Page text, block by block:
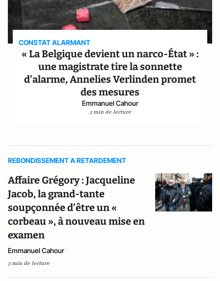
CONSTAT ALARMANT
« La Belgique devient un narco-État » :
une magistrate tire la sonnette
d’alarme, Annelies Verlinden promet
des mesures
Emmanuel Cahour
3 min de lecture
REBONDISSEMENT A RETARDEMENT
Affaire Grégory : Jacqueline
Jacob, la grand-tante
soupçonnée d’être un «
corbeau », à nouveau mise en
examen
Emmanuel Cahour
3 min de lecture